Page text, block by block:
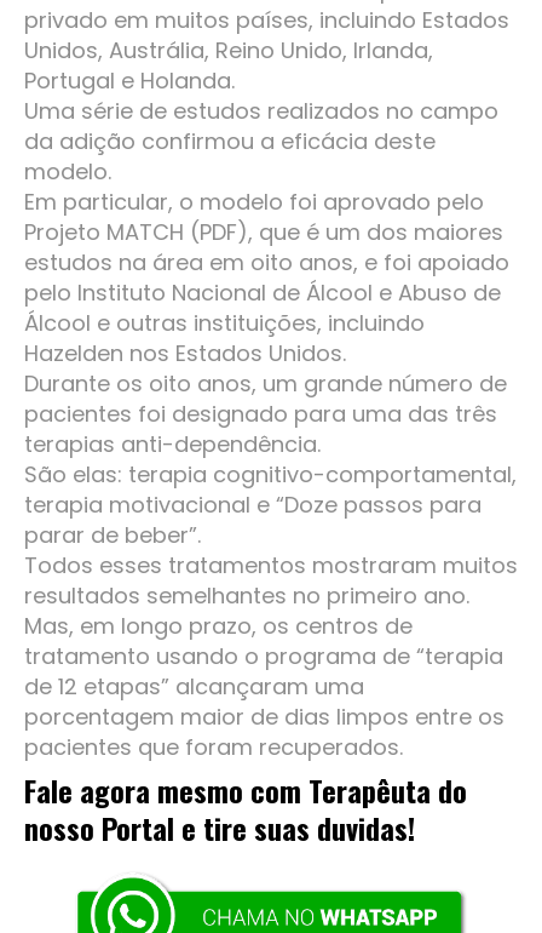
privado em muitos países, incluindo Estados
Unidos, Austrália, Reino Unido, Irlanda,
Portugal e Holanda.
Uma série de estudos realizados no campo
da adição confirmou a eficácia deste
modelo.
Em particular, o modelo foi aprovado pelo
Projeto MATCH (PDF), que é um dos maiores
estudos na área em oito anos, e foi apoiado
pelo Instituto Nacional de Álcool e Abuso de
Álcool e outras instituições, incluindo
Hazelden nos Estados Unidos.
Durante os oito anos, um grande número de
pacientes foi designado para uma das três
terapias anti-dependência.
São elas: terapia cognitivo-comportamental,
terapia motivacional e “Doze passos para
parar de beber”.
Todos esses tratamentos mostraram muitos
resultados semelhantes no primeiro ano.
Mas, em longo prazo, os centros de
tratamento usando o programa de “terapia
de 12 etapas” alcançaram uma
porcentagem maior de dias limpos entre os
pacientes que foram recuperados.
Fale agora mesmo com Terapêuta do
nosso Portal e tire suas duvidas!